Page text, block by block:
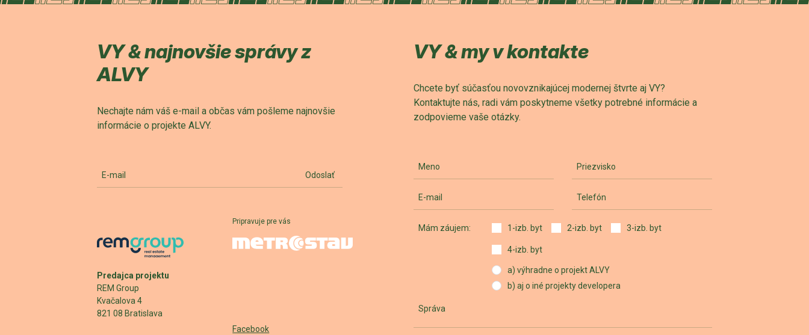
VY & najnovšie správy z
ALVY
Nechajte nám váš e-mail a občas vám pošleme najnovšie
informácie o projekte ALVY.
E-mail Odoslať
Predajca projektu
REM Group
Kvačalova 4
821 08 Bratislava
Pripravuje pre vás
Facebook
VY & my v kontakte
Chcete byť súčasťou novovznikajúcej modernej štvrte aj VY?
Kontaktujte nás, radi vám poskytneme všetky potrebné informácie a
zodpovieme vaše otázky.
Meno Priezvisko
E-mail Telefón
Mám záujem: 1-izb. byt 2-izb. byt 3-izb. byt
4-izb. byt
a) výhradne o projekt ALVY
b) aj o iné projekty developera
Správa